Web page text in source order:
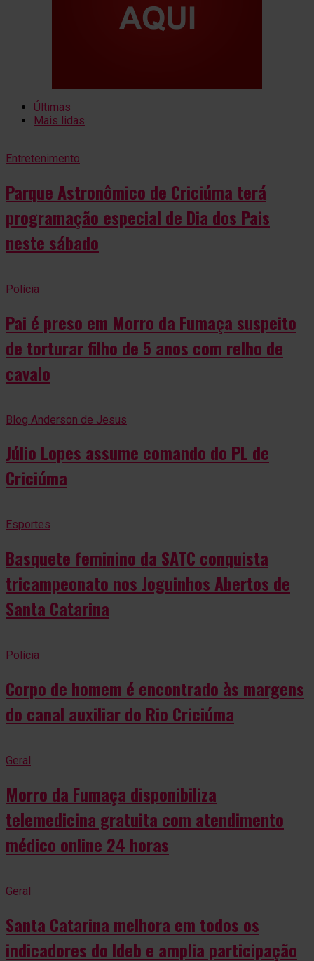
Últimas
Mais lidas
Entretenimento
Parque Astronômico de Criciúma terá
programação especial de Dia dos Pais
neste sábado
Polícia
Pai é preso em Morro da Fumaça suspeito
de torturar filho de 5 anos com relho de
cavalo
Blog Anderson de Jesus
Júlio Lopes assume comando do PL de
Criciúma
Esportes
Basquete feminino da SATC conquista
tricampeonato nos Joguinhos Abertos de
Santa Catarina
Polícia
Corpo de homem é encontrado às margens
do canal auxiliar do Rio Criciúma
Geral
Morro da Fumaça disponibiliza
telemedicina gratuita com atendimento
médico online 24 horas
Geral
Santa Catarina melhora em todos os
indicadores do Ideb e amplia participação